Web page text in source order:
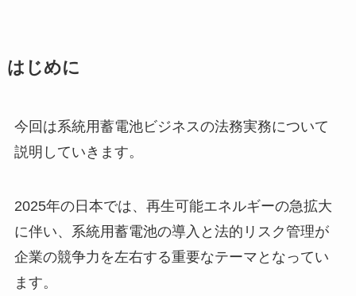
はじめに
今回は系統用蓄電池ビジネスの法務実務について
説明していきます。
2025年の日本では、再生可能エネルギーの急拡大
に伴い、系統用蓄電池の導入と法的リスク管理が
企業の競争力を左右する重要なテーマとなってい
ます。